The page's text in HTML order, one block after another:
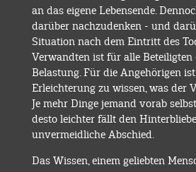
an das eigene Lebensende.
darüber nachzudenken - und
Situation nach dem Eintritt des
Verwandten ist für alle Beteiligten
Belastung. Für die Angehörigen
Erleichterung zu wissen, was der
Je mehr Dinge jemand vorab
desto leichter fällt den
unvermeidliche Abschied.
Das Wissen, einem geliebten